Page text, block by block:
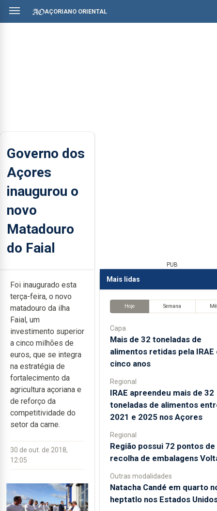
AÇORIANO ORIENTAL
Governo dos
Açores
inaugurou o
novo
Matadouro
do Faial
Foi inaugurado esta
terça-feira, o novo
matadouro da ilha
Faial, um
investimento superior
a cinco milhões de
euros, que se integra
na estratégia de
fortalecimento da
agricultura açoriana e
de reforço da
competitividade do
setor da carne.
30 de out. de 2018,
12:05
PUB
Mais lidas
Hoje Semana
Capa
Mais de 32 toneladas de
alimentos retidas pela IRAE
cinco anos
Regional
IRAE apreendeu mais de 32
toneladas de alimentos
2021 e 2025 nos Açores
Regional
Região possui 72 pontos de
recolha de embalagens
Outras modalidades
Natacha Candé em quarto
heptatlo nos Estados